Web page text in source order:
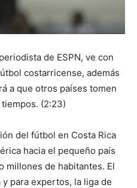
de ESPN, ve con
costarricense, además
a que otros países tomen
(2:23)
del fútbol en Costa Rica
hacia el pequeño país
millones de habitantes. El
para expertos, la liga de